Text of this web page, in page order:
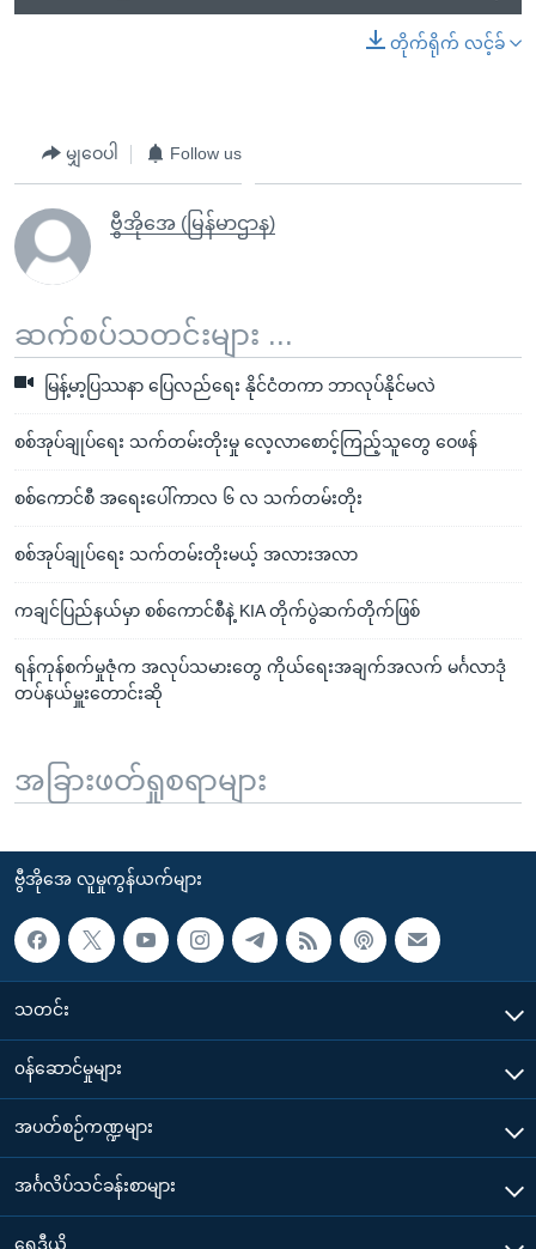
တိုက်ရိုက် လင့်ခ်
မျှဝေပါ Follow us
ဗွီအိုအေ (မြန်မာဌာန)
ဆက်စပ်သတင်းများ ...
မြန့်မာ့ပြဿနာ ပြေလည်ရေး နိုင်ငံတကာ ဘာလုပ်နိုင်မလဲ
စစ်အုပ်ချုပ်ရေး သက်တမ်းတိုးမှု လေ့လာစောင့်ကြည့်သူတွေ ဝေဖန်
စစ်ကောင်စီ အရေးပေါ်ကာလ ၆ လ သက်တမ်းတိုး
စစ်အုပ်ချုပ်ရေး သက်တမ်းတိုးမယ့် အလားအလာ
ကချင်ပြည်နယ်မှာ စစ်ကောင်စီနဲ့ KIA တိုက်ပွဲဆက်တိုက်ဖြစ်
ရန်ကုန်စက်မှုဇုံက အလုပ်သမားတွေ ကိုယ်ရေးအချက်အလက် မင်္ဂလာဒုံ
တပ်နယ်မှူးတောင်းဆို
အခြားဖတ်ရှုစရာများ
ဗွီအိုအေ လူမှုကွန်ယက်များ
သတင်း
၀န်ဆောင်မှုများ
အပတ်စဉ်ကဏ္ဍများ
အင်္ဂလိပ်သင်ခန်းစာများ
ရေဒီယို